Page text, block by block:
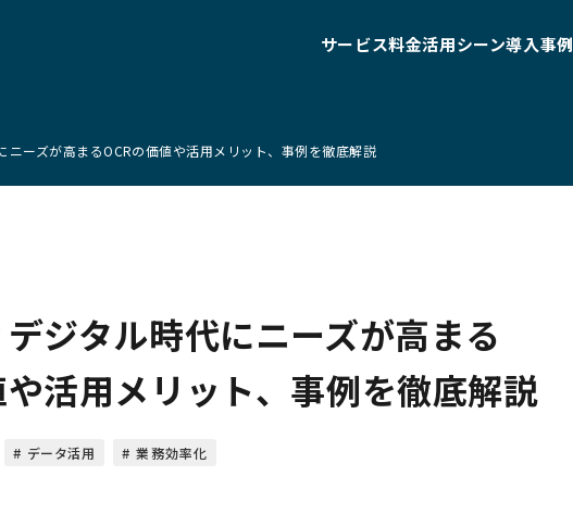
サービス料金活用シーン導入事例
ニーズが高まるOCRの価値や活用メリット、事例を徹底解説
ジタル時代にニーズが高まる
活用メリット、事例を徹底解説
データ活用 業務効率化